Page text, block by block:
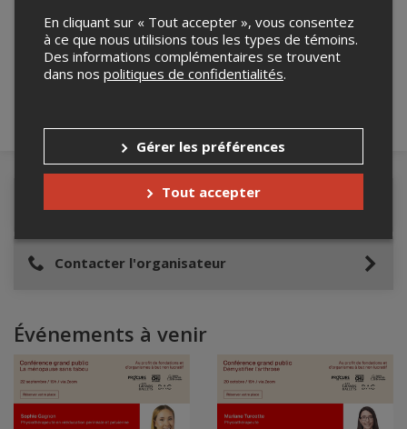
Merci de confirmer que vous n'êtes pas un
robot ci-bas.
Contacter l'organisateur
Événements à venir
En cliquant sur « Tout accepter », vous consentez
à ce que nous utilisions tous les types de témoins.
Des informations complémentaires se trouvent
dans nos politiques de confidentialités.
Gérer les préférences
Tout accepter